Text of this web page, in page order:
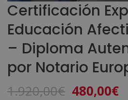
Certificación
Educación
– Diploma
por Notario
1.920,00€ El
480,00€El